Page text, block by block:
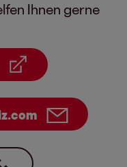
Ihnen gerne